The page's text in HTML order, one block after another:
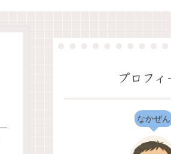
プロフィ
なかぜん